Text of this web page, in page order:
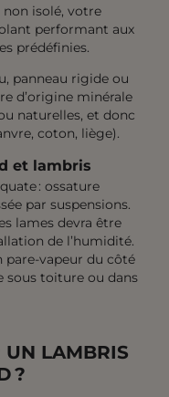
isolé, votre
performant aux
prédéfinies.
panneau rigide ou
d’origine minérale
naturelles, et donc
coton, liège).
et lambris
: ossature
par suspensions.
lames devra être
de l’humidité.
pare-vapeur du côté
sous toiture ou dans
UN LAMBRIS
?